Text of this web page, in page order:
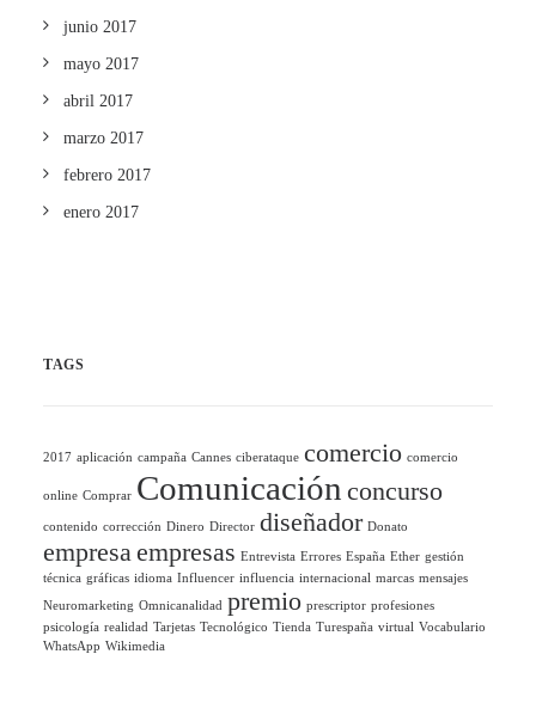
junio 2017
mayo 2017
abril 2017
marzo 2017
febrero 2017
enero 2017
TAGS
2017 aplicación campaña Cannes ciberataque comercio comercio
online Comprar Comunicación concurso
contenido corrección Dinero Director diseñador Donato
empresaempresas Entrevista Errores España Ether gestión
técnica gráficas idioma Influencer influencia internacional marcas mensajes
Neuromarketing Omnicanalidad premio prescriptor profesiones
psicología realidad Tarjetas Tecnológico Tienda Turespaña virtual Vocabulario
WhatsApp Wikimedia